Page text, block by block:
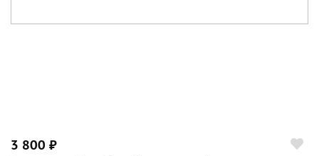
3 800 ₽